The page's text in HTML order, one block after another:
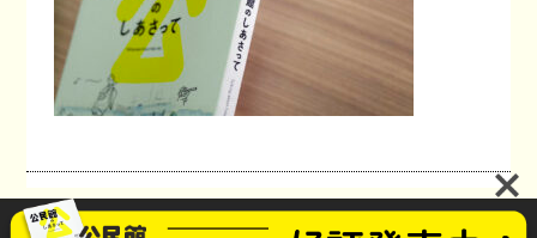
公民館のしあさってプロジェクト お問い合わせ